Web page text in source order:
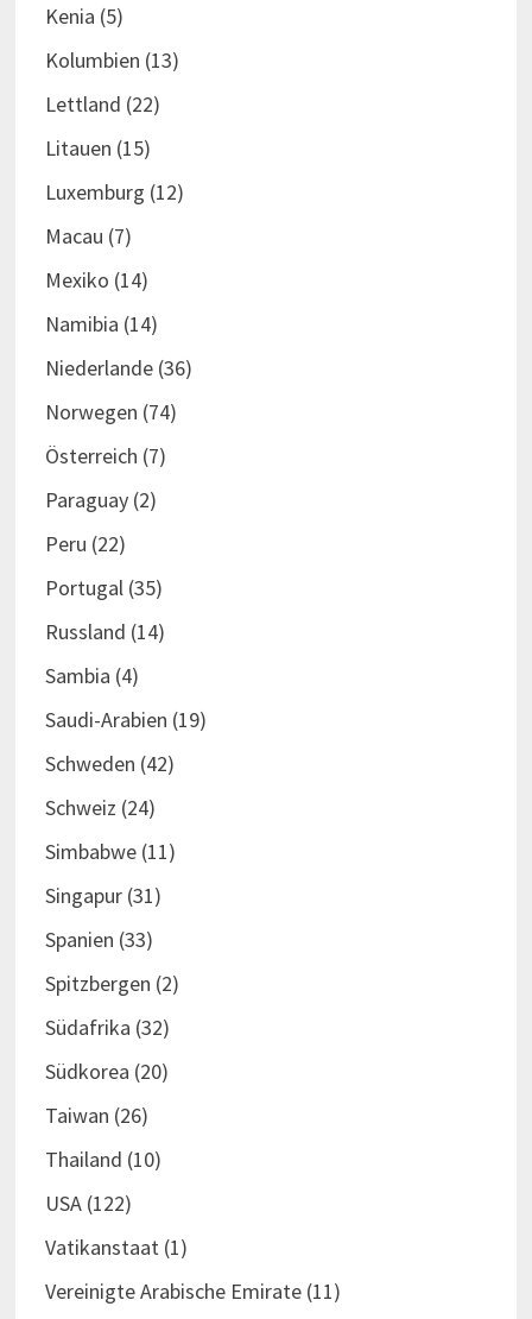
Kenia (5)
Kolumbien (13)
Lettland (22)
Litauen (15)
Luxemburg (12)
Macau (7)
Mexiko (14)
Namibia (14)
Niederlande(36)
Norwegen (74)
Österreich (7)
Paraguay(2)
Peru (22)
Portugal(35)
Russland (14)
Sambia (4)
Saudi-Arabien (19)
Schweden (42)
Schweiz (24)
Simbabwe(11)
Singapur(31)
Spanien (33)
Spitzbergen (2)
Südafrika (32)
Südkorea (20)
Taiwan (26)
Thailand (10)
USA(122)
Vatikanstaat(1)
Vereinigte Arabische Emirate(11)